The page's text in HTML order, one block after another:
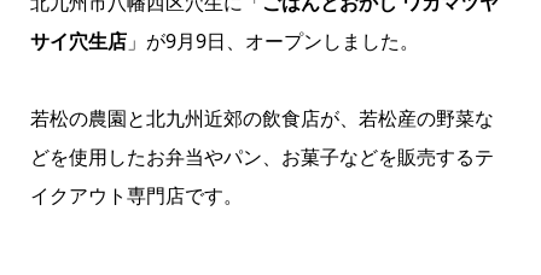
サイ穴生店」が9月9日、オープンしました。
若松の農園と北九州近郊の飲食店が、若松産の野菜な
どを使用したお弁当やパン、お菓子などを販売するテ
イクアウト専門店です。